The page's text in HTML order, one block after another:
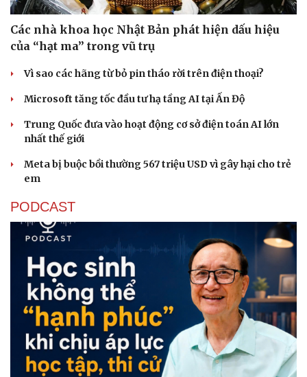
Sức khỏe
Dinh dưỡng - món ngon
Cây thuốc
Nhi khoa
Nam khoa
Phòng mạch online
Ăn sạch sống khỏe
Đời sống
Nhà đẹp
Các nhà khoa học Nhật Bản phát hiện dấu hiệu
của “hạt ma” trong vũ trụ
Vì sao các hãng từ bỏ pin tháo rời trên điện thoại?
Microsoft tăng tốc đầu tư hạ tầng AI tại Ấn Độ
Trung Quốc đưa vào hoạt động cơ sở điện toán AI lớn
nhất thế giới
Meta bị buộc bồi thường 567 triệu USD vì gây hại cho trẻ
em
PODCAST